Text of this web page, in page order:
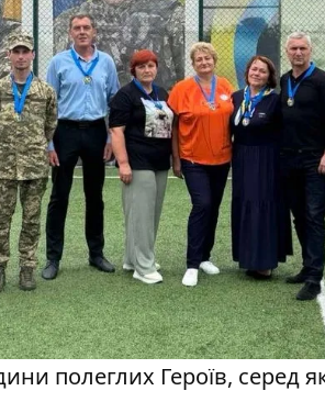
полеглих Героїв, серед